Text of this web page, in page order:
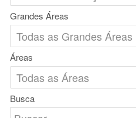
Grandes Áreas
Áreas
Busca